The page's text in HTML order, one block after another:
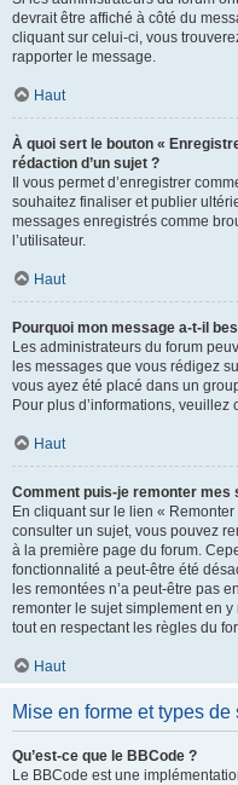
devrait être affiché à côté du
cliquant sur celui-ci, vous
rapporter le message.
Haut
À quoi sert le bouton «
rédaction d’un sujet ?
Il vous permet d’enregistrer
souhaitez finaliser et publier
messages enregistrés comme
l’utilisateur.
Haut
Pourquoi mon message a-t-il
Les administrateurs du forum
les messages que vous rédigez
vous ayez été placé dans un
Pour plus d’informations,
Haut
Comment puis-je remonter mes
En cliquant sur le lien «
consulter un sujet, vous pouvez
à la première page du forum.
fonctionnalité a peut-être été
les remontées n’a peut-être pas
remonter le sujet simplement en
tout en respectant les règles du
Haut
Mise en forme et types de
Qu’est-ce que le BBCode ?
Le BBCode est une